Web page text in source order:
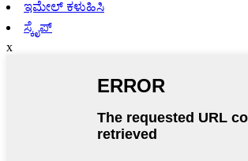
ಇಮೇಲ್ ಕಳುಹಿಸಿ
ಸ್ಕೈಪ್
x